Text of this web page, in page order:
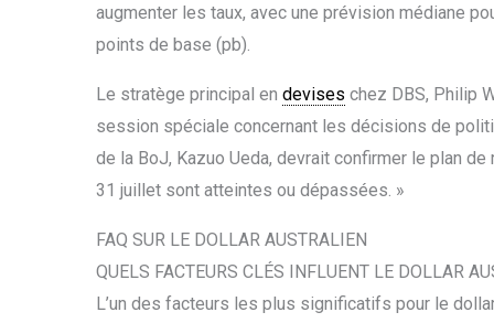
augmenter les taux, avec une prévision médiane
points de base (pb).
Le stratège principal en devises chez DBS, Philip
session spéciale concernant les décisions de
de la BoJ, Kazuo Ueda, devrait confirmer le plan
31 juillet sont atteintes ou dépassées. »
FAQ SUR LE DOLLAR AUSTRALIEN
QUELS FACTEURS CLÉS INFLUENT LE DOLLAR
L’un des facteurs les plus significatifs pour le